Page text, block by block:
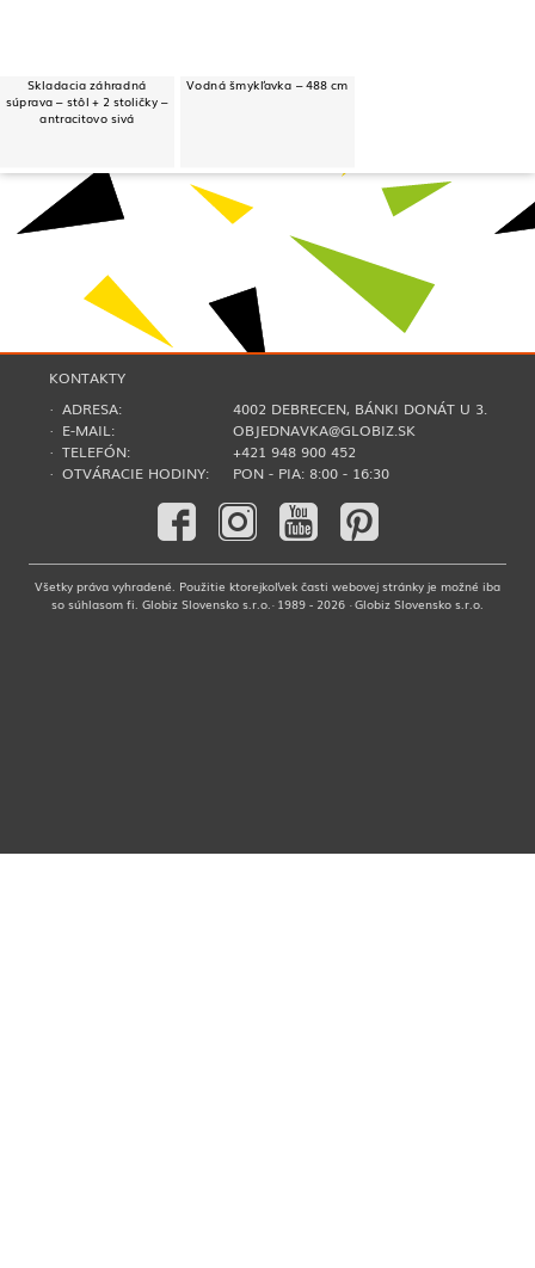
Skladacia záhradná
súprava – stôl + 2 stoličky –
antracitovo sivá
Vodná šmykľavka – 488 cm
KONTAKTY
· ADRESA:
4002 DEBRECEN, BÁNKI DONÁT U 3.
· E-MAIL:
OBJEDNAVKA@GLOBIZ.SK
· TELEFÓN:
+421 948 900 452
· OTVÁRACIE HODINY:
PON - PIA: 8:00 - 16:30
Všetky práva vyhradené. Použitie ktorejkoľvek časti webovej stránky je možné iba
so súhlasom fi. Globiz Slovensko s.r.o.· 1989 - 2026 · Globiz Slovensko s.r.o.